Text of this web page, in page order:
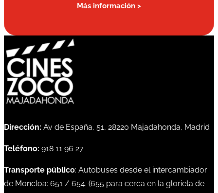
Más información >
Dirección: Av de España, 51, 28220 Majadahonda, Madrid
Teléfono: 918 11 96 27
Transporte público: Autobuses desde el intercambiador
de Moncloa: 651 / 654. (655 para cerca en la glorieta de